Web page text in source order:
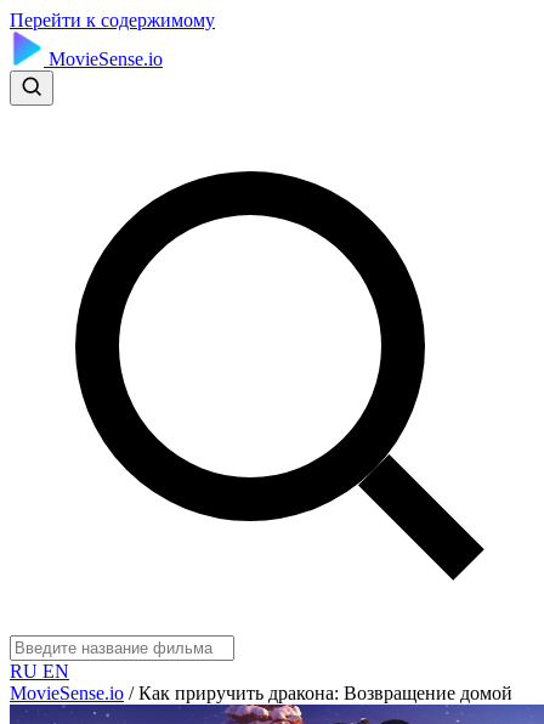
Перейти к содержимому
MovieSense.io
RU EN
MovieSense.io / Как приручить дракона: Возвращение домой